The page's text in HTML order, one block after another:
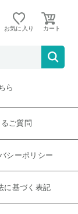
お気に入り
だいま取り扱い
ら
ご質問
シーポリシー
に基づく表記